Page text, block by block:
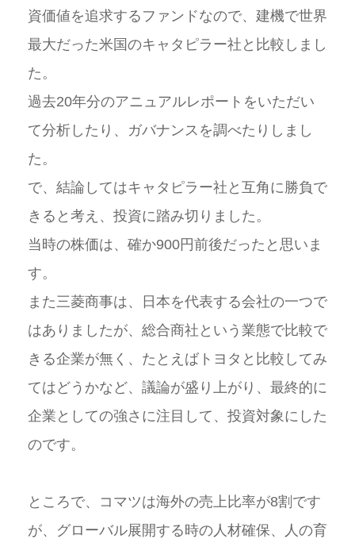
資価値を追求するファンドなので、建機で世界
最大だった米国のキャタピラー社と比較しまし
た。
過去20年分のアニュアルレポートをいただい
て分析したり、ガバナンスを調べたりしまし
た。
で、結論してはキャタピラー社と互角に勝負で
きると考え、投資に踏み切りました。
当時の株価は、確か900円前後だったと思いま
す。
また三菱商事は、日本を代表する会社の一つで
はありましたが、総合商社という業態で比較で
きる企業が無く、たとえばトヨタと比較してみ
てはどうかなど、議論が盛り上がり、最終的に
企業としての強さに注目して、投資対象にした
のです。
ところで、コマツは海外の売上比率が8割です
が、グローバル展開する時の人材確保、人の育